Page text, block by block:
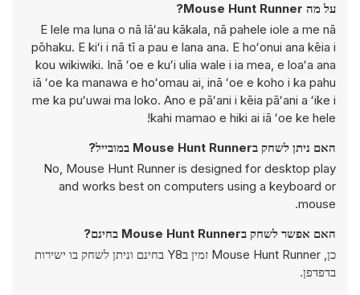
על מה Mouse Hunt Runner?
E lele ma luna o nā lāʻau kākala, nā pahele iole a me nā
pōhaku. E kiʻi i nā tī a pau e lana ana. E hoʻonui ana kēia i
kou wikiwiki. Inā ʻoe e kuʻi ulia wale i ia mea, e loaʻa ana
iā ʻoe ka manawa e hoʻomau ai, inā ʻoe e koho i ka pahu
me ka puʻuwai ma loko. Ano e pāʻani i kēia pāʻani a ʻike i
kahi mamao e hiki ai iā ʻoe ke hele!
האם ניתן לשחק בMouse Hunt Runner במובייל?
No, Mouse Hunt Runner is designed for desktop play
and works best on computers using a keyboard or
mouse.
האם אפשר לשחק בMouse Hunt Runner בחינם?
כן, Mouse Hunt Runner זמין בY8 בחינם וניתן לשחק בו ישירות
בדפדפן.